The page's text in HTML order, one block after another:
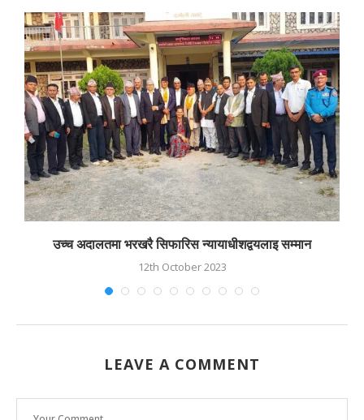
उच्च अदालतमा भरखरै सिफारिस न्यायाधीशद्वयलाइ सम्मान
12th October 2023
LEAVE A COMMENT